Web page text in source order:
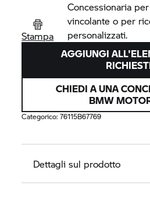
Stampa
Concessionaria
vincolante o per
personalizzati.
AGGIUNGI
CHIEDI A UNA
BMW
Categorico:76115B67769
Dettagli sul prodotto